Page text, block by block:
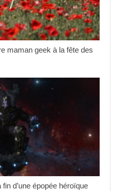
maman geek à la fête des
d’une épopée héroïque